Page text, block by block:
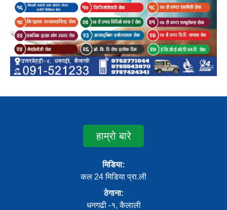
हाम्रो बारे
मिडिया:
कल 24 मिडिया प्रा.ली
ठेगाना:
धनगढी -१, कैलाली